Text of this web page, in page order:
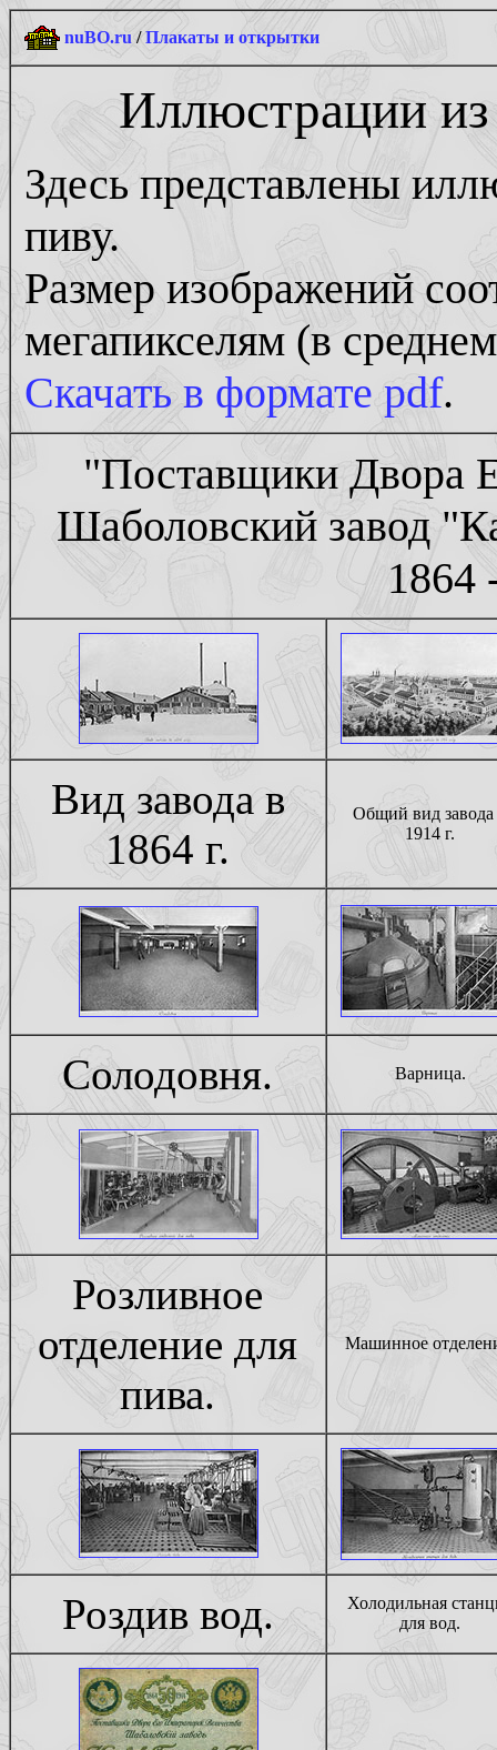
nuBO.ru /Плакаты и открытки
Иллюстрации
Здесь представлены
пиву.
Размер изображений
мегапикселям (в
Скачать в формате pdf.
"Поставщики Двора
Шаболовский завод
1864
Вид завода в
1864 г.
Общий вид завода
1914 г.
Солодовня. Варница.
Розливное
отделение для
пива.
Машинное
Роздив вод.
Холодильная
для вод.